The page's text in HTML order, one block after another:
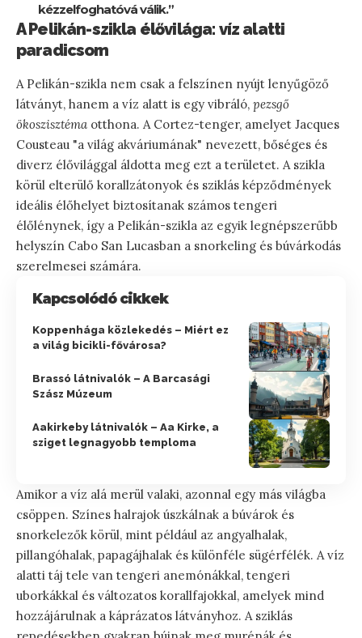
kézzelfoghatóvá válik.”
A Pelikán-szikla élővilága: víz alatti
paradicsom
A Pelikán-szikla nem csak a felszínen nyújt lenyűgöző
látványt, hanem a víz alatt is egy vibráló, pezsgő
ökoszisztéma otthona. A Cortez-tenger, amelyet Jacques
Cousteau "a világ akváriumának" nevezett, bőséges és
diverz élővilággal áldotta meg ezt a területet. A szikla
körül elterülő korallzátonyok és sziklás képződmények
ideális élőhelyet biztosítanak számos tengeri
élőlénynek, így a Pelikán-szikla az egyik legnépszerűbb
helyszín Cabo San Lucasban a snorkeling és búvárkodás
szerelmesei számára.
Kapcsolódó cikkek
Koppenhága közlekedés – Miért ez
a világ bicikli-fővárosa?
Brassó látnivalók – A Barcasági
Szász Múzeum
Aakirkeby látnivalók – Aa Kirke, a
sziget legnagyobb temploma
Amikor a víz alá merül valaki, azonnal egy más világba
csöppen. Színes halrajok úszkálnak a búvárok és
snorkelezők körül, mint például az angyalhalak,
pillangóhalak, papagájhalak és különféle sügérfélék. A víz
alatti táj tele van tengeri anemónákkal, tengeri
uborkákkal és változatos korallfajokkal, amelyek mind
hozzájárulnak a káprázatos látványhoz. A sziklás